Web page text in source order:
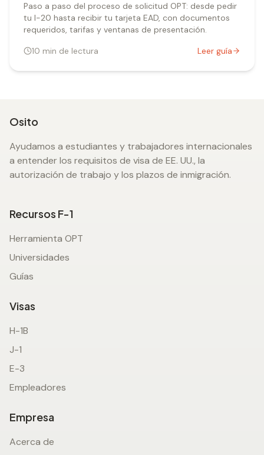
Paso a paso del proceso de solicitud OPT: desde pedir
tu I-20 hasta recibir tu tarjeta EAD, con documentos
requeridos, tarifas y ventanas de presentación.
10 min de lectura Leer guía
Osito
Ayudamos a estudiantes y trabajadores internacionales
a entender los requisitos de visa de EE. UU., la
autorización de trabajo y los plazos de inmigración.
Recursos F-1
Herramienta OPT
Universidades
Guías
Visas
H-1B
J-1
E-3
Empleadores
Empresa
Acerca de